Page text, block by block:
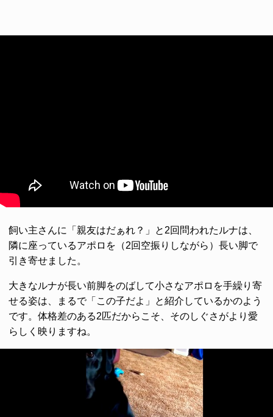
飼い主さんに「親友はだぁれ？」と2回問われたルナは、
隣に座っているアポロを（2回空振りしながら）長い脚で
引き寄せました。
大きなルナが長い前脚をのばして小さなアポロを手繰り寄
せる姿は、まるで「この子だよ」と紹介しているかのよう
です。体格差のある2匹だからこそ、そのしぐさがより愛
らしく映りますね。